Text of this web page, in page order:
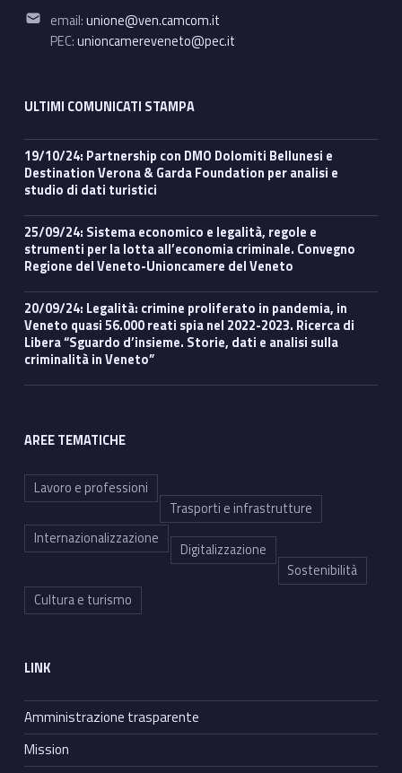
Email address:
email:unione@ven.camcom.it
PEC:unioncamereveneto@pec.it
ULTIMI COMUNICATI STAMPA
19/10/24: Partnership con DMO Dolomiti Bellunesi e
Destination Verona & Garda Foundation per analisi e
studio di dati turistici
25/09/24: Sistema economico e legalità, regole e
strumenti per la lotta all’economia criminale. Convegno
Regione del Veneto-Unioncamere del Veneto
20/09/24: Legalità: crimine proliferato in pandemia, in
Veneto quasi 56.000 reati spia nel 2022-2023. Ricerca di
Libera “Sguardo d’insieme. Storie, dati e analisi sulla
criminalità in Veneto”
AREE TEMATICHE
Lavoro e professioni
Trasporti e infrastrutture
Internazionalizzazione
Digitalizzazione
Sostenibilità
Cultura e turismo
LINK
Amministrazione trasparente
Mission